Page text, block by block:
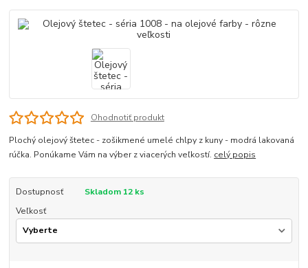
Ohodnotiť produkt
Plochý olejový štetec - zošikmené umelé chlpy z kuny - modrá lakovaná
rúčka. Ponúkame Vám na výber z viacerých veľkostí. celý popis
Dostupnosť
Skladom 12 ks
Veľkosť